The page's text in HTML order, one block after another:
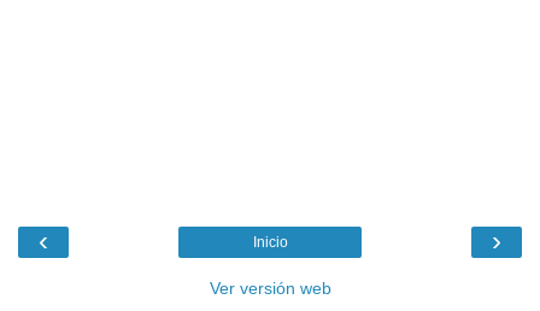
‹ ›
Inicio
Ver versión web